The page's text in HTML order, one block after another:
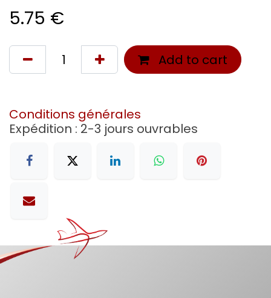
5.75 €
Add to cart
Conditions générales
Expédition : 2-3 jours ouvrables